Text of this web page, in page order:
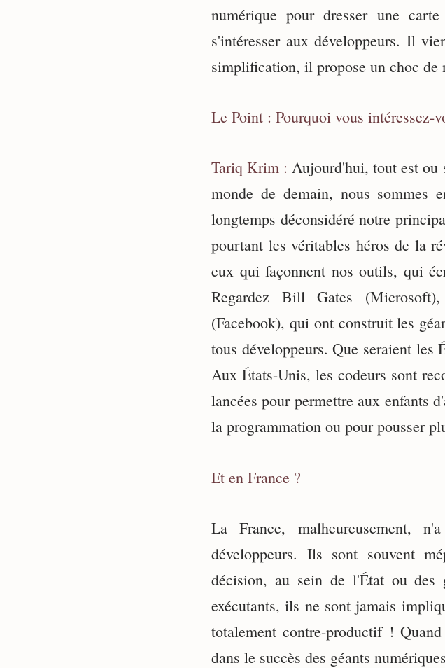
numérique pour dresser une
s'intéresser aux développeurs. Il
simplification, il propose un choc de
Le Point : Pourquoi vous intéressez-
Tariq Krim : Aujourd'hui, tout est ou
monde de demain, nous sommes
longtemps déconsidéré notre
pourtant les véritables héros de la
eux qui façonnent nos outils, qui
Regardez Bill Gates
(Facebook), qui ont construit les
tous développeurs. Que seraient les
Aux États-Unis, les codeurs sont
lancées pour permettre aux enfants
la programmation ou pour pousser
Et en France ?
La France, malheureusement,
développeurs. Ils sont souvent
décision, au sein de l'État ou des
exécutants, ils ne sont jamais
totalement contre-productif !
dans le succès des géants